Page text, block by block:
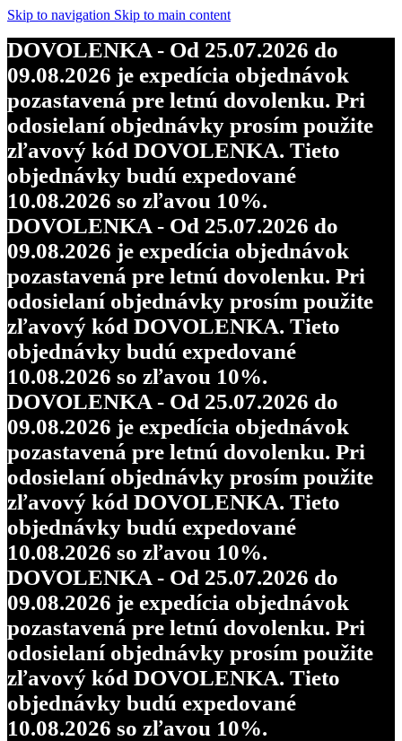
Skip to navigation Skip to main content
10.08.2026 so zľavou 10%.
DOVOLENKA - Od 25.07.2026 do
09.08.2026 je expedícia objednávok
pozastavená pre letnú dovolenku. Pri
odosielaní objednávky prosím použite
zľavový kód DOVOLENKA. Tieto
objednávky budú expedované
10.08.2026 so zľavou 10%.
DOVOLENKA - Od 25.07.2026 do
09.08.2026 je expedícia objednávok
pozastavená pre letnú dovolenku. Pri
odosielaní objednávky prosím použite
zľavový kód DOVOLENKA. Tieto
objednávky budú expedované
10.08.2026 so zľavou 10%.
DOVOLENKA - Od 25.07.2026 do
09.08.2026 je expedícia objednávok
pozastavená pre letnú dovolenku. Pri
odosielaní objednávky prosím použite
zľavový kód DOVOLENKA. Tieto
objednávky budú expedované
10.08.2026 so zľavou 10%.
DOVOLENKA - Od 25.07.2026 do
09.08.2026 je expedícia objednávok
pozastavená pre letnú dovolenku. Pri
odosielaní objednávky prosím použite
zľavový kód DOVOLENKA. Tieto
objednávky budú expedované
10.08.2026 so zľavou 10%.
DOVOLENKA - Od 25.07.2026 do
09.08.2026 je expedícia objednávok
pozastavená pre letnú dovolenku. Pri
odosielaní objednávky prosím použite
zľavový kód DOVOLENKA. Tieto
objednávky budú expedované
10.08.2026 so zľavou 10%.
DOVOLENKA - Od 25.07.2026 do
09.08.2026 je expedícia objednávok
pozastavená pre letnú dovolenku. Pri
odosielaní objednávky prosím použite
zľavový kód DOVOLENKA. Tieto
objednávky budú expedované
10.08.2026 so zľavou 10%.